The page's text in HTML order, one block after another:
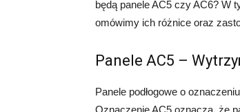
będą panele AC5 czy AC6? W
omówimy ich różnice oraz
Panele AC5 –
Panele podłogowe o
Oznaczenie AC5 oznacza, że